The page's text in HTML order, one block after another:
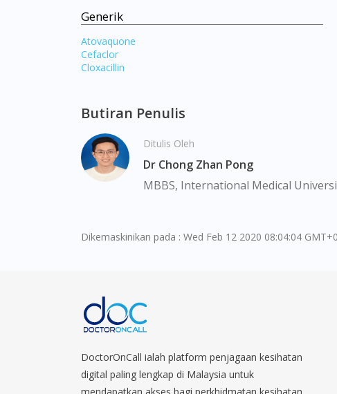
Generik
Atovaquone
Cefaclor
Cloxacillin
Butiran Penulis
Ditulis Oleh
Dr Chong Zhan Pong
MBBS, International Medical
Dikemaskinikan pada : Wed Feb 12 2020 08:04:04
DoctorOnCall ialah platform penjagaan kesihatan
digital paling lengkap di Malaysia untuk